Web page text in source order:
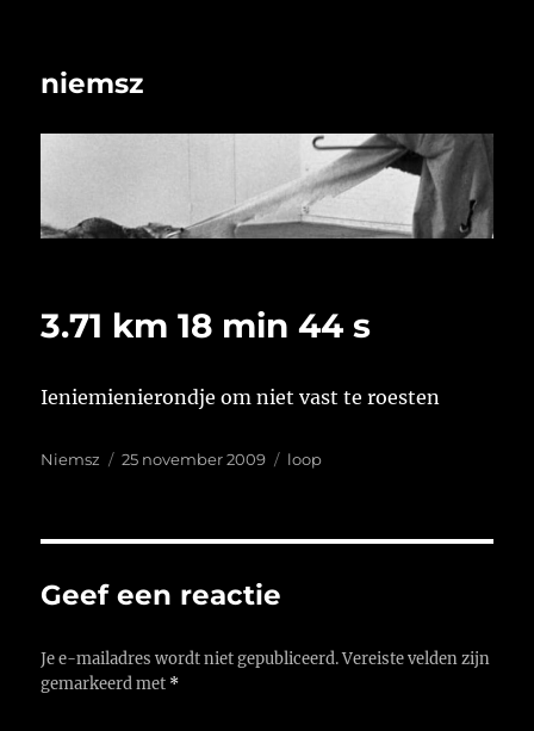
niemsz
3.71 km 18 min 44 s
Ieniemienierondje om niet vast te roesten
Auteur
Niemsz
Geplaatst
25 november 2009 Tags
loop
Geef een reactie
Je e-mailadres wordt niet gepubliceerd. Vereiste velden zijn
gemarkeerd met *